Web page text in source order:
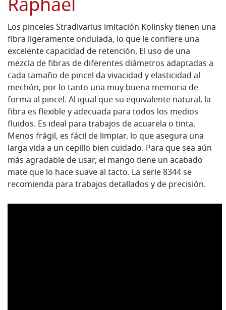
Raphael
Los pinceles Stradivarius imitación Kolinsky tienen una
fibra ligeramente ondulada, lo que le confiere una
excelente capacidad de retención. El uso de una
mezcla de fibras de diferentes diámetros adaptadas a
cada tamaño de pincel da vivacidad y elasticidad al
mechón, por lo tanto una muy buena memoria de
forma al pincel. Al igual que su equivalente natural, la
fibra es flexible y adecuada para todos los medios
fluidos. Es ideal para trabajos de acuarela o tinta.
Menos frágil, es fácil de limpiar, lo que asegura una
larga vida a un cepillo bien cuidado. Para que sea aún
más agradable de usar, el mango tiene un acabado
mate que lo hace suave al tacto. La serie 8344 se
recomienda para trabajos detallados y de precisión.